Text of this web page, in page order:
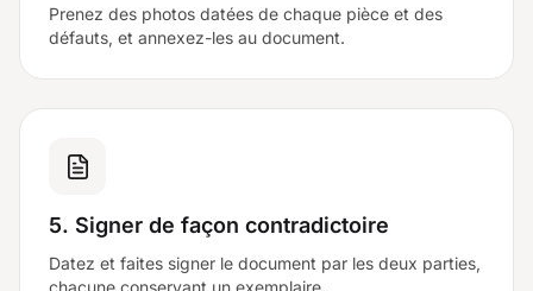
Prenez des photos datées de chaque pièce et des
défauts, et annexez-les au document.
5. Signer de façon contradictoire
Datez et faites signer le document par les deux parties,
chacune conservant un exemplaire.